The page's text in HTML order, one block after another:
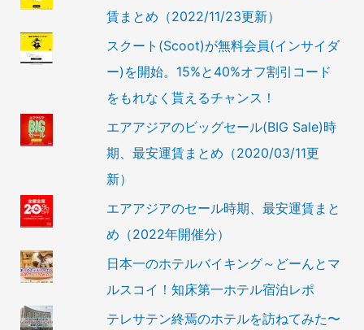
賃まとめ（2022/11/23更新）
スクート(Scoot)が無料会員(インサイダ
ー)を開始。15%と40%オフ割引コード
をもれなく貰えるチャンス！
エアアジアのビッグセール(BIG Sale)時
期、最安運賃まとめ（2020/03/11更
新）
エアアジアのセール時期、最安運賃まと
め（2022年開催分）
日本一のホテルバイキング～どーんとマ
ルスコイ！知床第一ホテル宿泊レポ
テレサテン終焉のホテルを訪ねてみた〜